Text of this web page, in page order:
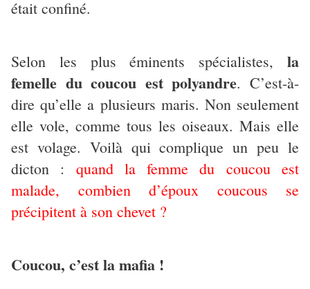
était confiné.
Selon les plus éminents spécialistes, la
femelle du coucou est polyandre. C’est-à-
dire qu’elle a plusieurs maris. Non seulement
elle vole, comme tous les oiseaux. Mais elle
est volage. Voilà qui complique un peu le
dicton : quand la femme du coucou est
malade, combien d’époux coucous se
précipitent à son chevet ?
Coucou, c’est la mafia !